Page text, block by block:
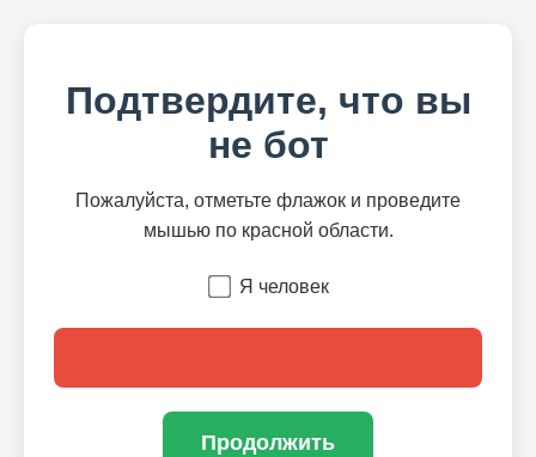
Подтвердите, что вы
не бот
Пожалуйста, отметьте флажок и проведите
мышью по красной области.
Я человек
Продолжить